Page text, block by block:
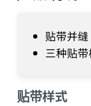
贴带并缝
三种贴
贴带样式